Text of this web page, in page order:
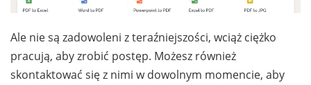
Ale nie są zadowoleni z teraźniejszości, wciąż ciężko
pracują, aby zrobić postęp. Możesz również
skontaktować się z nimi w dowolnym momencie, aby